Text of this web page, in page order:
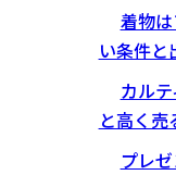
着物
い条件と
カル
と高く売
プレ